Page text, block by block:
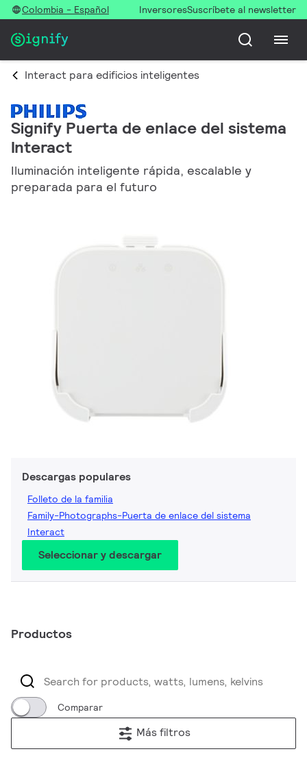
Colombia - Español InversoresSuscríbete al newsletter
Interact para edificios inteligentes
Signify Puerta de enlace del sistema
Interact
Iluminación inteligente rápida, escalable y
preparada para el futuro
Descargas populares
Folleto de la familia
Family-Photographs-Puerta de enlace del sistema
Interact
Seleccionar y descargar
Productos
Comparar
Más filtros